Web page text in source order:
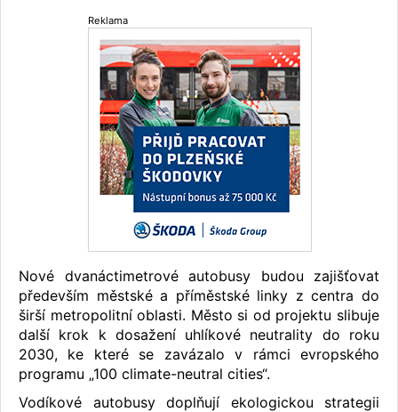
Reklama
Nové dvanáctimetrové autobusy budou zajišťovat
především městské a příměstské linky z centra do
širší metropolitní oblasti. Město si od projektu slibuje
další krok k dosažení uhlíkové neutrality do roku
2030, ke které se zavázalo v rámci evropského
programu „100 climate-neutral cities“.
Vodíkové autobusy doplňují ekologickou strategii